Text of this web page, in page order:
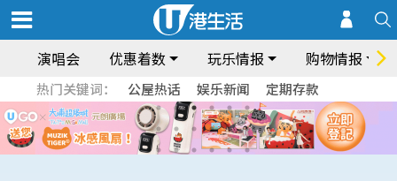
演唱会 优惠着数 玩乐情报 购物情报
热门关键词： 公屋热话 娱乐新闻 定期存款